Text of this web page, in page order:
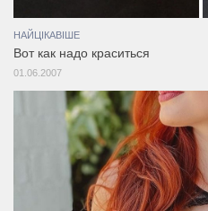
НАЙЦІКАВІШЕ
Вот как надо краситься
01.06.2007